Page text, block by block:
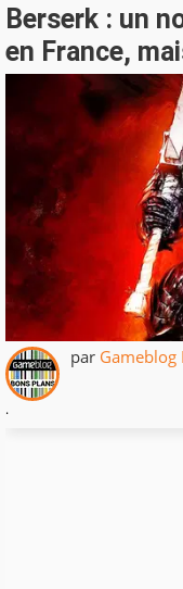
Berserk : un
en France,
par Gameblog
.